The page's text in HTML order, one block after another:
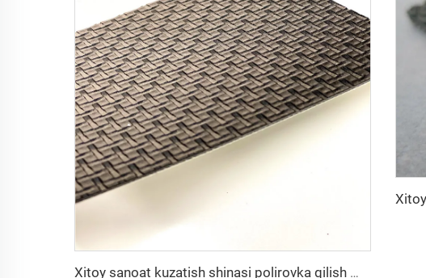
Xitoy sanoat kuzatish shinasi polirovka qilish mashinasi tasma PVC olmosli transportyor tasma